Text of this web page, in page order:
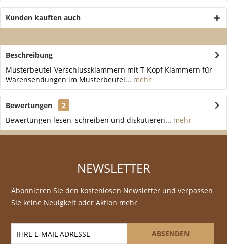
Kunden kauften auch
Beschreibung
Musterbeutel-Verschlussklammern mit T-Kopf Klammern für
Warensendungen im Musterbeutel... mehr
Bewertungen
2
Bewertungen lesen, schreiben und diskutieren... mehr
NEWSLETTER
Abonnieren Sie den kostenlosen Newsletter und verpassen
Sie keine Neuigkeit oder Aktion mehr
ABSENDEN